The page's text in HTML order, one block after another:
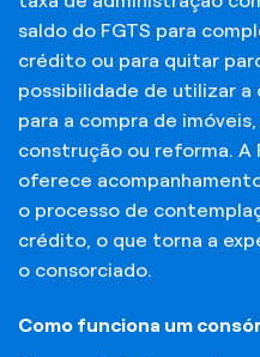
saldo do FGTS para
crédito ou para quitar
possibilidade de utilizar a
para a compra de
construção ou reforma. A
oferece
o processo de
crédito, o que torna a
o consorciado.
Como funciona um